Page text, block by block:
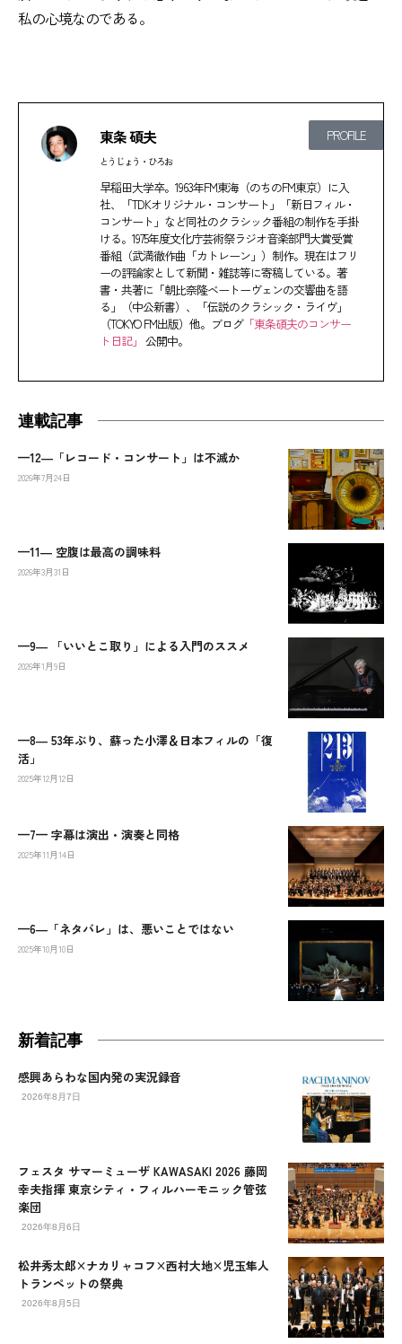
私の心境なのである。
PROFILE
東条 碩夫
とうじょう・ひろお
早稲田大学卒。1963年FM東海（のちのFM東京）に入
社、「TDKオリジナル・コンサート」「新日フィル・
コンサート」など同社のクラシック番組の制作を手掛
ける。1975年度文化庁芸術祭ラジオ音楽部門大賞受賞
番組（武満徹作曲「カトレーン」）制作。現在はフリ
ーの評論家として新聞・雑誌等に寄稿している。著
書・共著に「朝比奈隆ベートーヴェンの交響曲を語
る」（中公新書）、「伝説のクラシック・ライヴ」
（TOKYO FM出版）他。ブログ「東条碩夫のコンサー
ト日記」 公開中。
連載記事
—12―「レコード・コンサート」は不滅か
2026年7月24日
—11― 空腹は最高の調味料
2026年3月31日
—9― 「いいとこ取り」による入門のススメ
2026年1月9日
—8― 53年ぶり、蘇った小澤＆日本フィルの「復
活」
2025年12月12日
—7— 字幕は演出・演奏と同格
2025年11月14日
—6―「ネタバレ」は、悪いことではない
2025年10月10日
新着記事
感興あらわな国内発の実況録音
2026年8月7日
フェスタ サマーミューザ KAWASAKI 2026 藤岡
幸夫指揮 東京シティ・フィルハーモニック管弦
楽団
2026年8月6日
松井秀太郎×ナカリャコフ×西村大地×児玉隼人
トランペットの祭典
2026年8月5日